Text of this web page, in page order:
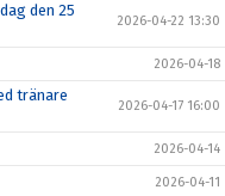
den 25
2026-04-22 13:30
2026-04-18
tränare
2026-04-17 16:00
2026-04-14
2026-04-11